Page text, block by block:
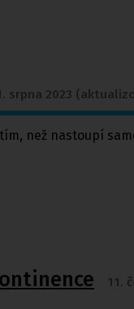
srpna 2023
než nastoupí
11.